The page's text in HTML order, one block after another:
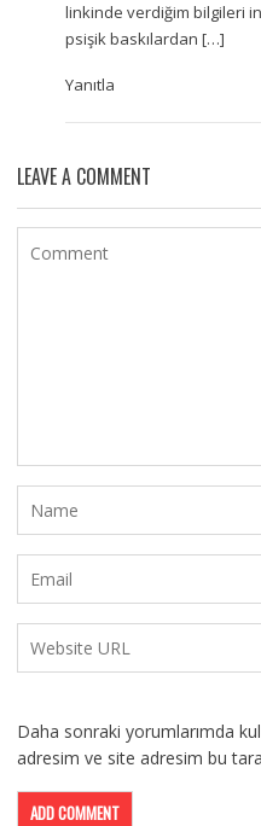
linkinde verdiğim bilgileri
psişik baskılardan […]
Yanıtla
LEAVE A COMMENT
Daha sonraki yorumlarımda
adresim ve site adresim bu